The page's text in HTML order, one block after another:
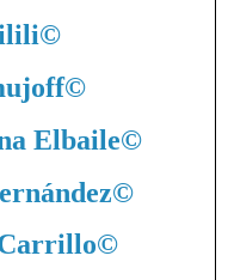
©
©
Elbaile©
©
©